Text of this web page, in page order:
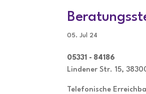
05. Jul 24
05331 - 84186
Lindener Str. 15,
Telefonische